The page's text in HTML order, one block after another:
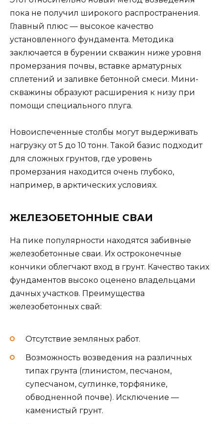
пока не получил широкого распространения.
Главный плюс — высокое качество
установленного фундамента. Методика
заключается в бурении скважин ниже уровня
промерзания почвы, вставке арматурных
сплетений и заливке бетонной смеси. Мини-
скважины образуют расширения к низу при
помощи специального плуга.
Новоиспеченные столбы могут выдерживать
нагрузку от 5 до 10 тонн. Такой базис подходит
для сложных грунтов, где уровень
промерзания находится очень глубоко,
например, в арктических условиях.
ЖЕЛЕЗОБЕТОННЫЕ СВАИ
На пике популярности находятся забивные
железобетонные сваи. Их остроконечные
кончики облегчают вход в грунт. Качество таких
фундаментов высоко оценено владельцами
дачных участков. Преимущества
железобетонных свай:
Отсутствие земляных работ.
Возможность возведения на различных
типах грунта (глинистом, песчаном,
супесчаном, суглинке, торфянике,
обводненной почве). Исключение —
каменистый грунт.